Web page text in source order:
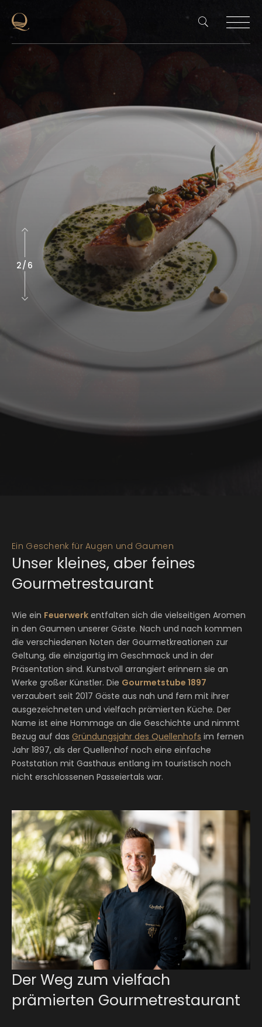
2/ 6
Unser kleines, aber feines
Gourmetrestaurant
Ein Geschenk für Augen und Gaumen
Wie ein Feuerwerk entfalten sich die vielseitigen Aromen
in den Gaumen unserer Gäste. Nach und nach kommen
die verschiedenen Noten der Gourmetkreationen zur
Geltung, die einzigartig im Geschmack und in der
Präsentation sind. Kunstvoll arrangiert erinnern sie an
Werke großer Künstler. Die Gourmetstube 1897
verzaubert seit 2017 Gäste aus nah und fern mit ihrer
ausgezeichneten und vielfach prämierten Küche. Der
Name ist eine Hommage an die Geschichte und nimmt
Bezug auf das Gründungsjahr des Quellenhofs im fernen
Jahr 1897, als der Quellenhof noch eine einfache
Poststation mit Gasthaus entlang im touristisch noch
nicht erschlossenen Passeiertals war.
Der Weg zum vielfach
prämierten Gourmetrestaurant